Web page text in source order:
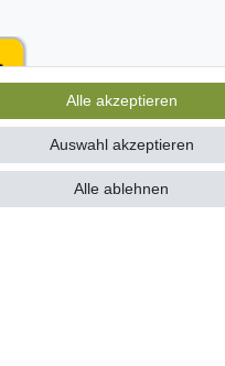
Artikel auf Lager und
Alle akzeptieren
Alle ablehnen
Auswahl akzeptieren